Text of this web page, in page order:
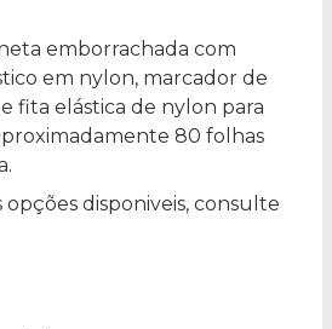
emborrachada com
em nylon, marcador de
fita elástica de nylon para
80 folhas
opções disponiveis, consulte